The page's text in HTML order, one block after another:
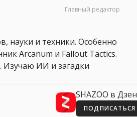
Главный редактор
науки и техники. Особенно
Arcanum и Fallout Tactics.
Изучаю ИИ и загадки
SHAZOO в Дзен
ПОДПИСАТЬСЯ